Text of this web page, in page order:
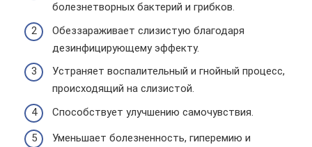
болезнетворных бактерий и грибков.
Обеззараживает слизистую благодаря
дезинфицирующему эффекту.
Устраняет воспалительный и гнойный процесс,
происходящий на слизистой.
Способствует улучшению самочувствия.
Уменьшает болезненность, гиперемию и